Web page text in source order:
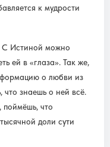
к мудрости
С Истиной можно
ей в «глаза». Так же,
о любви из
что знаешь о ней всё.
поймёшь, что
доли сути